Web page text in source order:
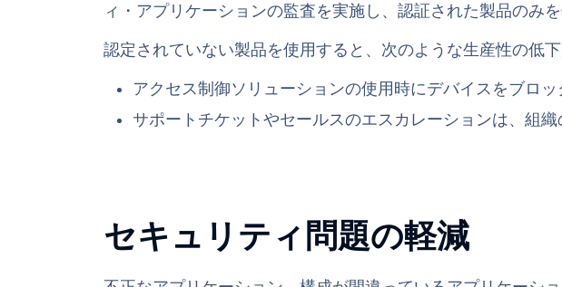
ィ・アプリケーションの監査を実施し、認証された製品のみを
認定されていない製品を使用すると、次のような生産性の低
アクセス制御ソリューションの使用時にデバイスをブロッ
サポートチケットやセールスのエスカレーションは、組織
セキュリティ問題の軽減